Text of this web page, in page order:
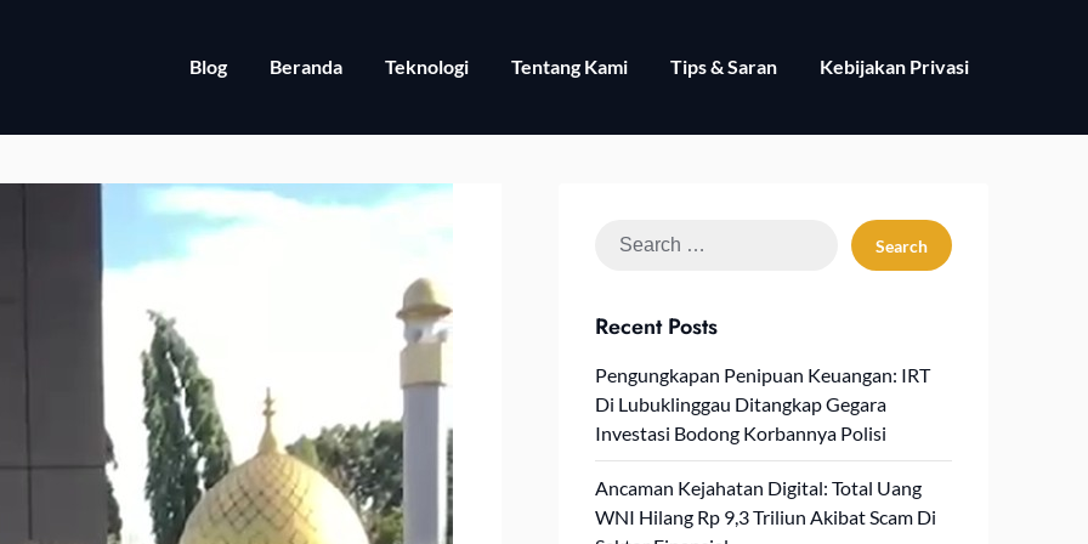
Blog Beranda Teknologi Tentang Kami Tips & Saran Kebijakan Privasi
Search
Recent Posts
Pengungkapan Penipuan Keuangan: IRT
Di Lubuklinggau Ditangkap Gegara
Investasi Bodong Korbannya Polisi
Ancaman Kejahatan Digital: Total Uang
WNI Hilang Rp 9,3 Triliun Akibat Scam Di